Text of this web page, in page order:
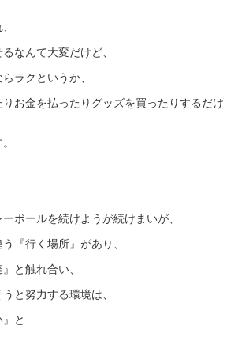
なんて大変だけど、
ラクというか、
お金を払ったりグッズを買ったりするだけ
ボールを続けようが続けまいが、
『行く場所』があり、
と触れ合い、
と努力する環境は、
と